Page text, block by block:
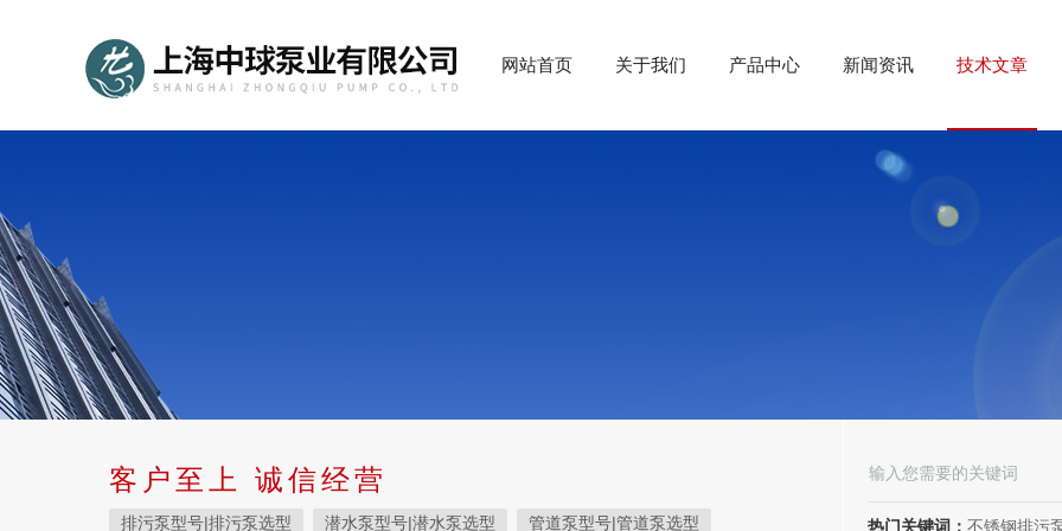
网站首页 关于我们 产品中心 新闻资讯 技术文章
客户至上 诚信经营
排污泵型号|排污泵选型 潜水泵型号|潜水泵选型 管道泵型号|管道泵选型 热门关键词： 不锈钢排污泵、潜水排